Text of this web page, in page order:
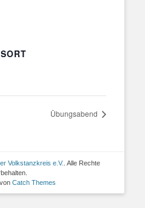
Übungsabend
Volkstanzkreis e.V. . Alle Rechte
Catch Themes